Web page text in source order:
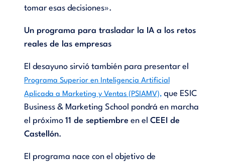
tomar esas decisiones».
Un programa para trasladar la IA a los retos
reales de las empresas
El desayuno sirvió también para presentar el
Programa Superior en Inteligencia Artificial
Aplicada a Marketing y Ventas (PSIAMV),que ESIC
Business & Marketing School pondrá en marcha
el próximo 11 de septiembre en el CEEI de
Castellón.
El programa nace con el objetivo de